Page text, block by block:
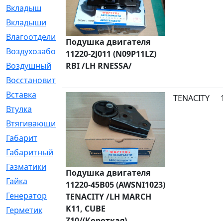
Вкладыш
[41]
Вкладыши
[1131]
Влагоотделитель
[2]
Воздухозаборник
[2]
Воздушный
[1]
Восстановительный
Вставка
[168]
Втулка
[1875]
Втягивающий
[22]
Габарит
[286]
Габаритный
[6]
Газматики
[117]
Гайка
[104]
Генератор
[148]
Герметик
[15]
Подушка двигателя
11220-2J011 (N09P11LZ)
RBI /LH RNESSA/
Подушка двигателя
11220-45B05 (AWSNI1023)
TENACITY /LH MARCH
K11, CUBE
TENACITY